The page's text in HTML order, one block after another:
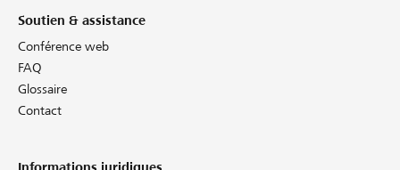
Soutien & assistance
Conférence web
FAQ
Glossaire
Contact
Informations juridiques